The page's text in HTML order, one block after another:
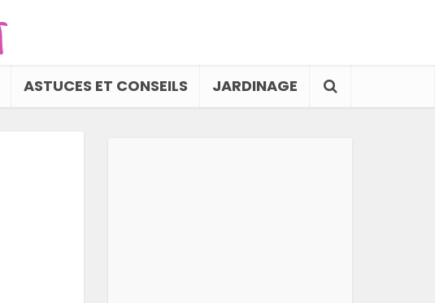
ASTUCES ET CONSEILS JARDINAGE